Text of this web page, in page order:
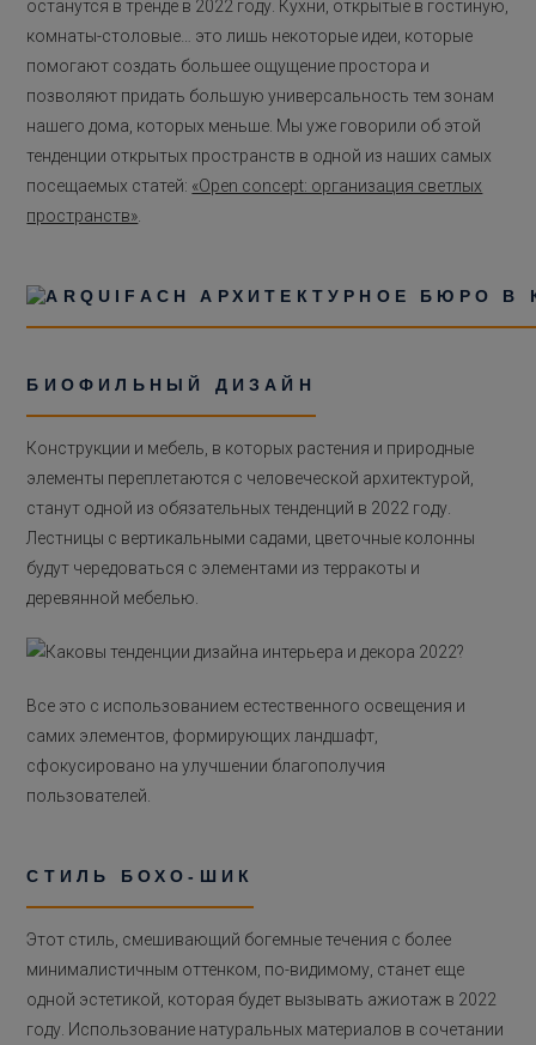
останутся в тренде в 2022 году. Кухни, открытые в гостиную,
комнаты-столовые… это лишь некоторые идеи, которые
помогают создать большее ощущение простора и
позволяют придать большую универсальность тем зонам
нашего дома, которых меньше. Мы уже говорили об этой
тенденции открытых пространств в одной из наших самых
посещаемых статей: «Open concept: организация светлых
пространств»
БИОФИЛЬНЫЙ ДИЗАЙН
Конструкции и мебель, в которых растения и природные
элементы переплетаются с человеческой архитектурой,
станут одной из обязательных тенденций в 2022 году.
Лестницы с вертикальными садами, цветочные колонны
будут чередоваться с элементами из терракоты и
деревянной мебелью.
Все это с использованием естественного освещения и
самих элементов, формирующих ландшафт,
сфокусировано на улучшении благополучия
пользователей.
СТИЛЬ БОХО-ШИК
Этот стиль, смешивающий богемные течения с более
минималистичным оттенком, по-видимому, станет еще
одной эстетикой, которая будет вызывать ажиотаж в 2022
году. Использование натуральных материалов в сочетании